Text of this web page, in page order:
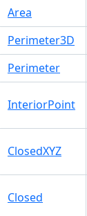
Area
Perimeter3D
Perimeter
InteriorPoint
ClosedXYZ
Closed